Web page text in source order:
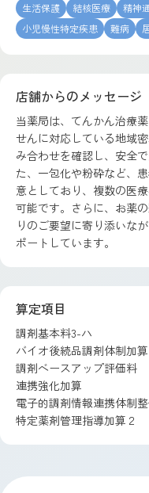
生活保護 結核医療 精神
小児慢性特定疾患
難病
店舗からのメッセージ
当薬局は、てんかん治療
せんに対応している地域
み合わせを確認し、安全
た、一包化や粉砕など、
意としており、複数の医
可能です。さらに、お薬
りのご要望に寄り添いな
ポートしています。
算定項目
調剤基本料3-ハ
バイオ後続品調剤体制加算
調剤ベースアップ評価料
連携強化加算
電子的調剤情報連携体制
特定薬剤管理指導加算２